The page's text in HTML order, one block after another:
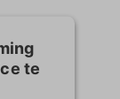
te